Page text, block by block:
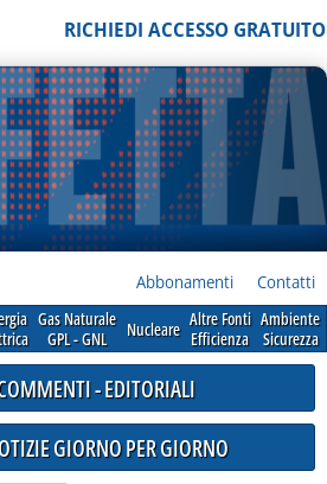
RICHIEDI ACCESSO GRATUITO
Abbonamenti Contatti
Gas Naturale
GPL - GNL
Nucleare Altre Fonti
Efficienza
Ambiente
Sicurezza
- EDITORIALI
GIORNO PER GIORNO